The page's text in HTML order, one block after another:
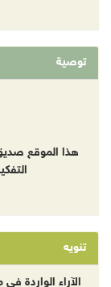
توصية
هذا الموقع
تنويه
الآراء الواردة